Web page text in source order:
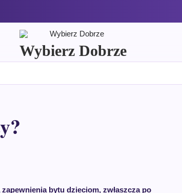
Wybierz Dobrze
bytu dzieciom, zwłaszcza po